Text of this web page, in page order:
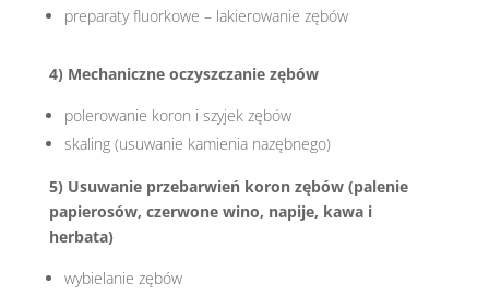
preparaty fluorkowe – lakierowanie zębów
4) Mechaniczne oczyszczanie zębów
polerowanie koron i szyjek zębów
skaling (usuwanie kamienia nazębnego)
5) Usuwanie przebarwień koron zębów (palenie
papierosów, czerwone wino, napije, kawa i
herbata)
wybielanie zębów